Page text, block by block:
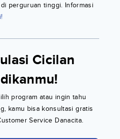
perguruan tinggi. Informasi
Cicilan
program atau ingin tahu
kamu bisa konsultasi gratis
Service Danacita.